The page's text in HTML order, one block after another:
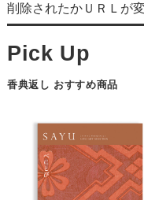
削除されたかＵＲＬが
香典返し おすすめ商品